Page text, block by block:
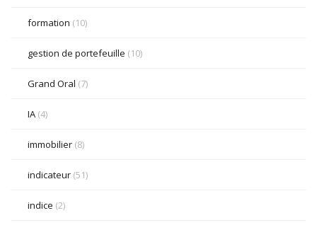
formation (10)
gestion de portefeuille (10)
Grand Oral (7)
IA (4)
immobilier (8)
indicateur (51)
indice (2)